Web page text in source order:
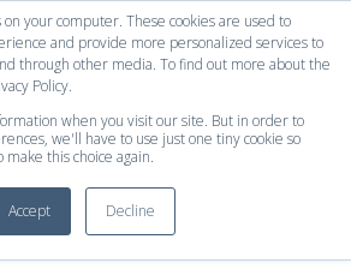
your computer. These cookies are used to
and provide more personalized services to
through other media. To find out more about the
Policy.
when you visit our site. But in order to
we'll have to use just one tiny cookie so
this choice again.
Accept Decline
în platforma de raportare!